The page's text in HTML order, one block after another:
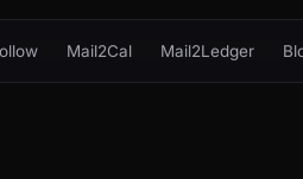
Mail2Cal Mail2Ledger